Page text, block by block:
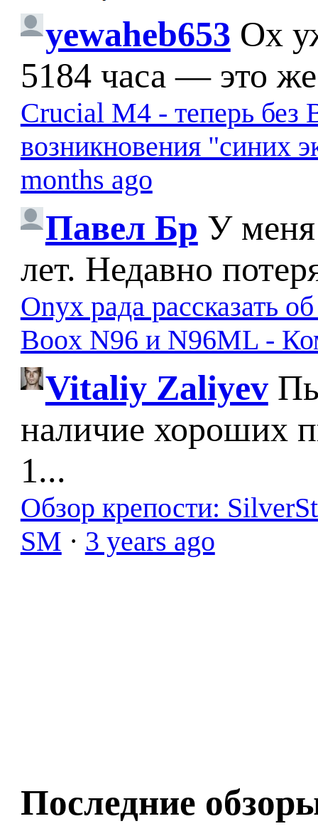
yewaheb653 Ох
5184 часа — это
Crucial M4 - теперь без
возникновения "синих
months ago
Павел Бр У меня
лет. Недавно
Onyx рада рассказать
Boox N96 и N96ML -
Vitaliy Zaliyev
наличие хороших
1...
Обзор крепости:
SM · 3 years ago
Последние